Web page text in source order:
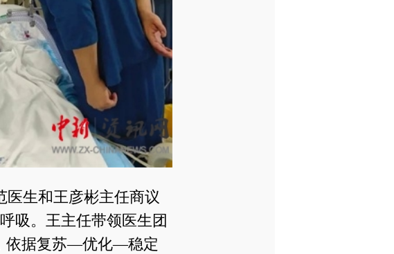
医生和王彦彬主任商议
吸。王主任带领医生团
依据复苏—优化—稳定